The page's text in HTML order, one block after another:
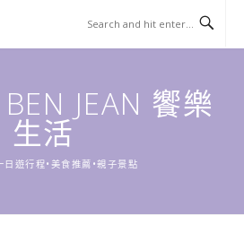
JEAN 饗樂
生活
日遊行程•美食推薦•親子景點